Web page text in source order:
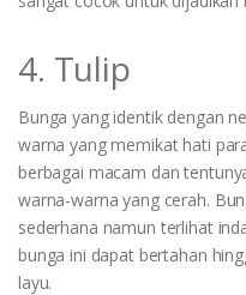
4. Tulip
Bunga yang identik dengan
warna yang memikat hati
berbagai macam dan
warna-warna yang cerah.
sederhana namun terlihat
bunga ini dapat bertahan
layu.